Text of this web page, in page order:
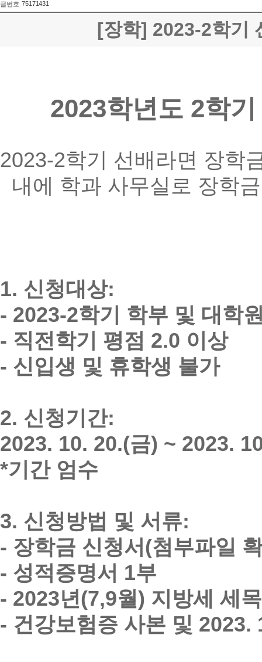
글번호 75171431
[장학] 2023-2학기
2023학년도 2학
2023-2학기 선배라면 장학
내에 학과 사무실로 장학
1. 신청대상:
- 2023-2학기 학부 및 대학
- 직전학기 평점 2.0 이상
- 신입생 및 휴학생 불가
2. 신청기간:
2023. 10. 20.(금) ~ 2023.
*기간 엄수
3. 신청방법 및 서류:
- 장학금 신청서(첨부파일
- 성적증명서 1부
- 2023년(7,9월) 지방세 세
- 건강보험증 사본 및